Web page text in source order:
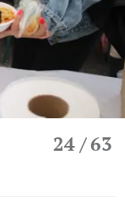
24/ 63